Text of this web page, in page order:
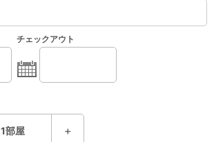
チェックアウト
1部屋 ＋